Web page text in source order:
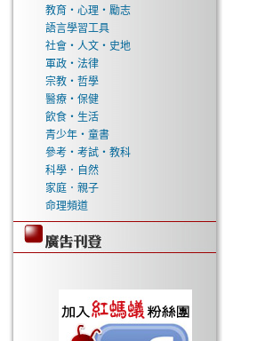
教育‧心理‧勵志
語言學習工具
社會‧人文‧史地
軍政‧法律
宗教‧哲學
醫療‧保健
飲食‧生活
青少年‧童書
參考‧考試‧教科
科學．自然
家庭．親子
命理頻道